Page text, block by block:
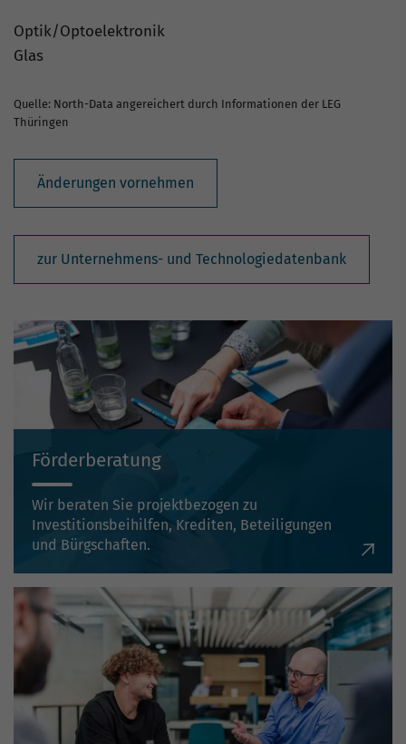
Optik/Optoelektronik
Glas
Quelle: North-Data angereichert durch Informationen der LEG
Thüringen
Änderungen vornehmen
zur Unternehmens- und Technologiedatenbank
Förderberatung
Wir beraten Sie projektbezogen zu
Investitionsbeihilfen, Krediten, Beteiligungen
und Bürgschaften.